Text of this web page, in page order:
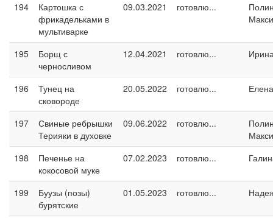
194
Картошка с
фрикадельками в
мультиварке
09.03.2021 готовлю...
195
Борщ с
черносливом
12.04.2021 готовлю...
196
Тунец на
сковороде
20.05.2022 готовлю...
197
Свиные ребрышки
Терияки в духовке
09.06.2022 готовлю...
198
Печенье на
кокосовой муке
07.02.2023 готовлю...
199
Буузы (позы)
бурятские
01.05.2023 готовлю...